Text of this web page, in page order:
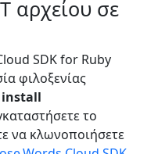
αρχείου σε
SDK for Ruby
φιλοξενίας
το
να κλωνοποιήσετε